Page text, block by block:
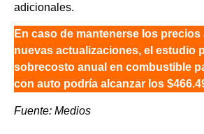
adicionales.
En caso de mantenerse los precios
nuevas actualizaciones, el estudio
sobrecosto anual en combustible
con auto podría alcanzar los
Fuente: Medios